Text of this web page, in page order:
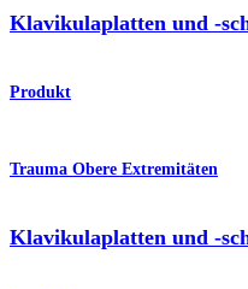
Klavikulaplatten und -
Produkt
Trauma Obere Extremitäten
Klavikulaplatten und -